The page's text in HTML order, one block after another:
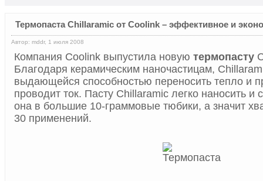
Термопаста Chillaramic от Coolink – эффективное и
Автор: mddr, 1 июля 2008
Компания Coolink выпустила новую термопасту
Благодаря керамическим наночастицам,
выдающейся способностью переносить тепло и
проводит ток. Пасту Chillaramic легко наносить и
она в большие 10-граммовые тюбики, а значит
30 применений.